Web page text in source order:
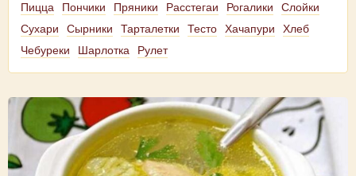
Пицца
Пончики Пряники Расстегаи Рогалики
Слойки
Сухари
Сырники Тарталетки Тесто Хачапури
Хлеб
Чебуреки
Шарлотка Рулет